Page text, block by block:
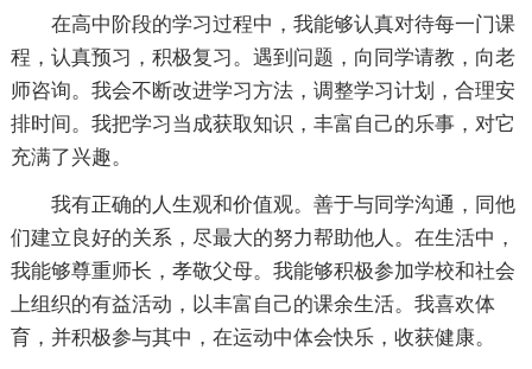
在高中阶段的学习过程中，我能够认真对待每一门课
程，认真预习，积极复习。遇到问题，向同学请教，向老
师咨询。我会不断改进学习方法，调整学习计划，合理安
排时间。我把学习当成获取知识，丰富自己的乐事，对它
充满了兴趣。
我有正确的人生观和价值观。善于与同学沟通，同他
们建立良好的关系，尽最大的努力帮助他人。在生活中，
我能够尊重师长，孝敬父母。我能够积极参加学校和社会
上组织的有益活动，以丰富自己的课余生活。我喜欢体
育，并积极参与其中，在运动中体会快乐，收获健康。